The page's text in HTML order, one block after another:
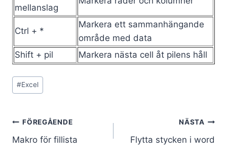
mellanslag
Ctrl + *
Markera ett sammanhängande
område med data
Shift + pil
Markera nästa cell åt pilens håll
Post
Tags:
#Excel
Inläggsnavigering
FÖREGÅENDE
Makro för fillista
NÄSTA
Flytta stycken i word